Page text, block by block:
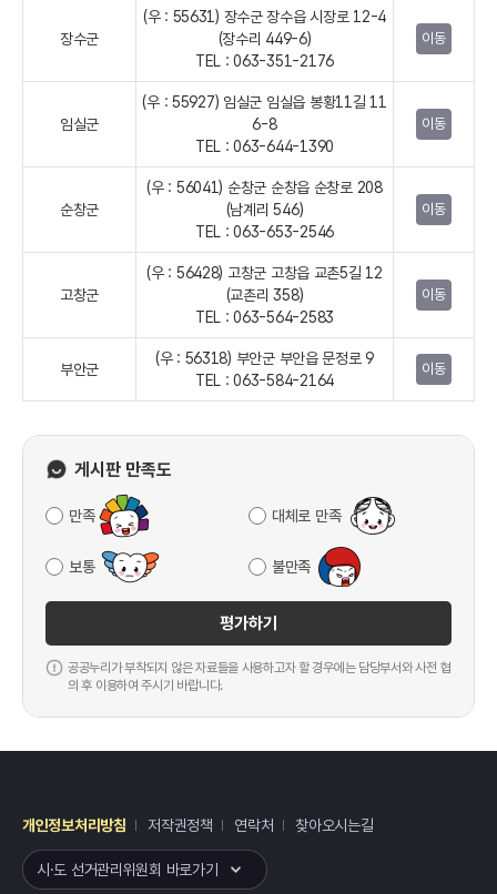
장수군
(우 : 55631) 장수군 장수읍 시장로 12-4
(장수리 449-6)
TEL : 063-351-2176
이동
임실군
(우 : 55927) 임실군 임실읍 봉황11길 11
6-8
TEL : 063-644-1390
이동
순창군
(우 : 56041) 순창군 순창읍 순창로 208
(남계리 546)
TEL : 063-653-2546
이동
고창군
(우 : 56428) 고창군 고창읍 교촌5길 12
(교촌리 358)
TEL : 063-564-2583
이동
부안군
(우 : 56318) 부안군 부안읍 문정로 9
TEL : 063-584-2164
이동
게시판 만족도
만족 대체로 만족
보통 불만족
평가하기
공공누리가 부착되지 않은 자료들을 사용하고자 할 경우에는 담당부서와 사전 협
의 후 이용하여 주시기 바랍니다.
개인정보처리방침 저작권정책 연락처 찾아오시는길
시·도 선거관리위원회 바로가기